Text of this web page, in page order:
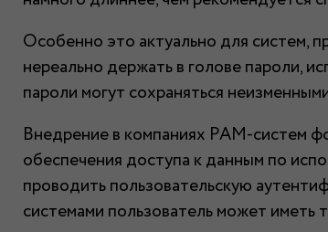
Особенно это актуально для систем,
нереально держать в голове пароли,
пароли могут сохраняться
Внедрение в компаниях PAM-систем
обеспечения доступа к данным по
проводить пользовательскую
системами пользователь может